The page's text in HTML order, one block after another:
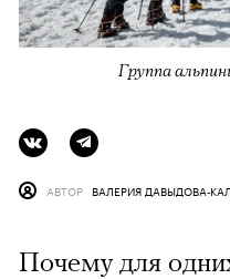
Группа
АВТОР ВАЛЕРИЯ ДАВЫДОВА-
Почему для